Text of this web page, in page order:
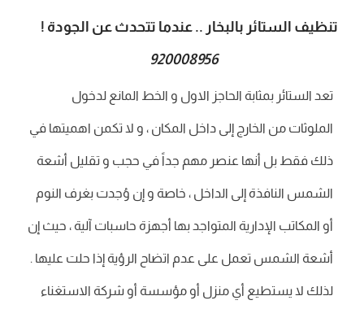
تنظيف الستائر بالبخار .. عندما تتحدث عن الجودة !
920008956
تعد الستائر بمثابة الحاجز الاول و الخط المانع لدخول
الملوثات من الخارج إلى داخل المكان ، و لا تكمن اهميتها في
ذلك فقط بل أنها عنصر مهم جداً في حجب و تقليل أشعة
الشمس النافذة إلى الداخل ، خاصة و إن وُجدت بغرف النوم
أو المكاتب الإدارية المتواجد بها أجهزة حاسبات آلية ، حيث إن
أشعة الشمس تعمل على عدم اتضاح الرؤية إذا حلت عليها .
لذلك لا يستطيع أي منزل أو مؤسسة أو شركة الاستغناء